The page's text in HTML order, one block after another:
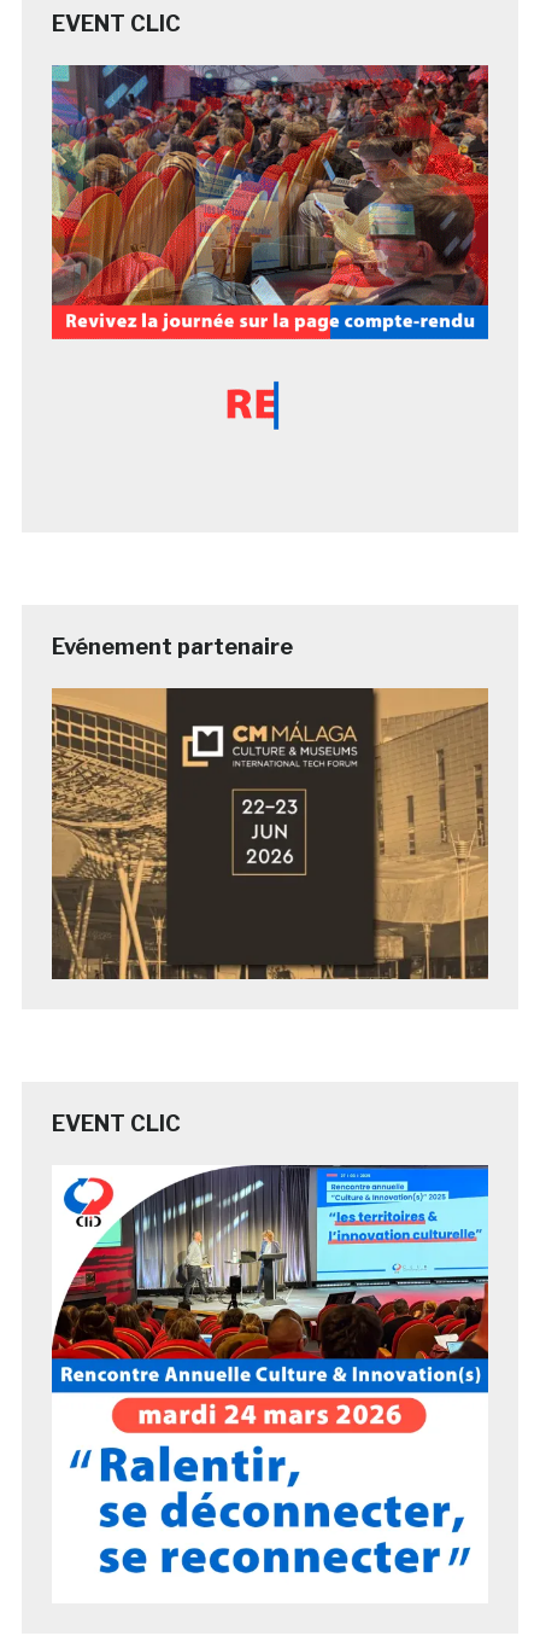
EVENT CLIC
Evénement partenaire
EVENT CLIC